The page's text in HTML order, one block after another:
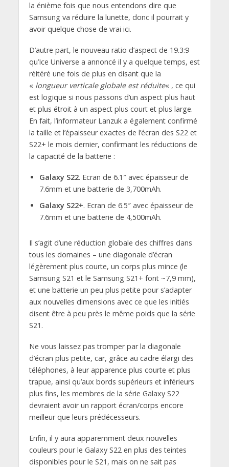
la énième fois que nous entendons dire que
Samsung va réduire la lunette, donc il pourrait y
avoir quelque chose de vrai ici.
D’autre part, le nouveau ratio d’aspect de 19.3:9
qu’Ice Universe a annoncé il y a quelque temps, est
réitéré une fois de plus en disant que la
« longueur verticale globale est réduite« , ce qui
est logique si nous passons d’un aspect plus haut
et plus étroit à un aspect plus court et plus large.
En fait, l’informateur Lanzuk a également confirmé
la taille et l’épaisseur exactes de l’écran des S22 et
S22+ le mois dernier, confirmant les réductions de
la capacité de la batterie :
Galaxy S22. Ecran de 6.1″ avec épaisseur de
7.6mm et une batterie de 3,700mAh.
Galaxy S22+. Ecran de 6.5″ avec épaisseur de
7.6mm et une batterie de 4,500mAh.
Il s’agit d’une réduction globale des chiffres dans
tous les domaines – une diagonale d’écran
légèrement plus courte, un corps plus mince (le
Samsung S21 et le Samsung S21+ font ~7,9 mm),
et une batterie un peu plus petite pour s’adapter
aux nouvelles dimensions avec ce que les initiés
disent être à peu près le même poids que la série
S21.
Ne vous laissez pas tromper par la diagonale
d’écran plus petite, car, grâce au cadre élargi des
téléphones, à leur apparence plus courte et plus
trapue, ainsi qu’aux bords supérieurs et inférieurs
plus fins, les membres de la série Galaxy S22
devraient avoir un rapport écran/corps encore
meilleur que leurs prédécesseurs.
Enfin, il y aura apparemment deux nouvelles
couleurs pour le Galaxy S22 en plus des teintes
disponibles pour le S21, mais on ne sait pas